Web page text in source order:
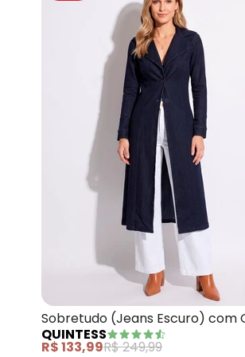
Sobretudo (Jeans Escuro) com
Bolsos
QUINTESS
R$ 133,99R$ 249,99